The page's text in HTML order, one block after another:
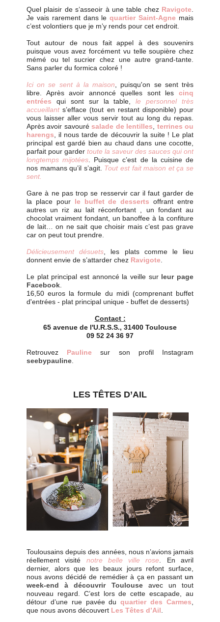
Quel plaisir de s’asseoir à une table chez Ravigote
Je vais rarement dans lequartier Saint-Agne mais
c’est volontiers que je m’y rends pour cet endroit.
Tout autour de nous fait appel à des souvenirs
puisque vous avez forcément vu telle soupière chez
mémé ou tel sucrier chez une autre grand-tante.
Sans parler du formica coloré !
Ici on se sent à la maison , puisqu'on se sent très
libre. Après avoir annoncé quelles sont les cinq
entrées qui sont sur la table,le personnel très
accueillants’efface (tout en restant disponible) pour
vous laisser aller vous servir tout au long du repas.
Après avoir savourésalade de lentilles
terrines ou
harengs , il nous tarde de découvrir la suite ! Le plat
principal est gardé bien au chaud dans une cocotte,
parfait pour garder toute la saveur des sauces qui ont
longtemps mijotées . Puisque c’est de la cuisine de
nos mamans qu’il s’agit. Tout est fait maison et ça se
sent.
Gare à ne pas trop se resservir car il faut garder de
la place pour le buffet de desserts offrant entre
autres un riz au lait réconfortant , un fondant au
chocolat vraiment fondant, un banoffee à la confiture
de lait… on ne sait que choisir mais c’est pas grave
car on peut tout prendre.
Délicieusement désuets , les plats comme le lieu
donnent envie de s’attarder chez Ravigote
Le plat principal est annoncé la veille sur leur page
Facebook
16,50 euros la formule du midi (comprenant buffet
d'entrées - plat principal unique - buffet de desserts)
Contact :
65 avenue de l'U.R.S.S., 31400 Toulouse
09 52 24 36 97
Retrouvez Paulinesur son profil Instagram
seebypauline
LES TÊTES D’AIL
Toulousains depuis des années, nous n’avions jamais
réellement visité notre belle ville rose . En avril
dernier, alors que les beaux jours refont surface,
nous avons décidé de remédier à ça en passant un
week-end à découvrir Toulouseavec un tout
nouveau regard. C’est lors de cette escapade, au
détour d’une rue pavée duquartier des Carmes
que nous avons découvert Les Têtes d’Ail